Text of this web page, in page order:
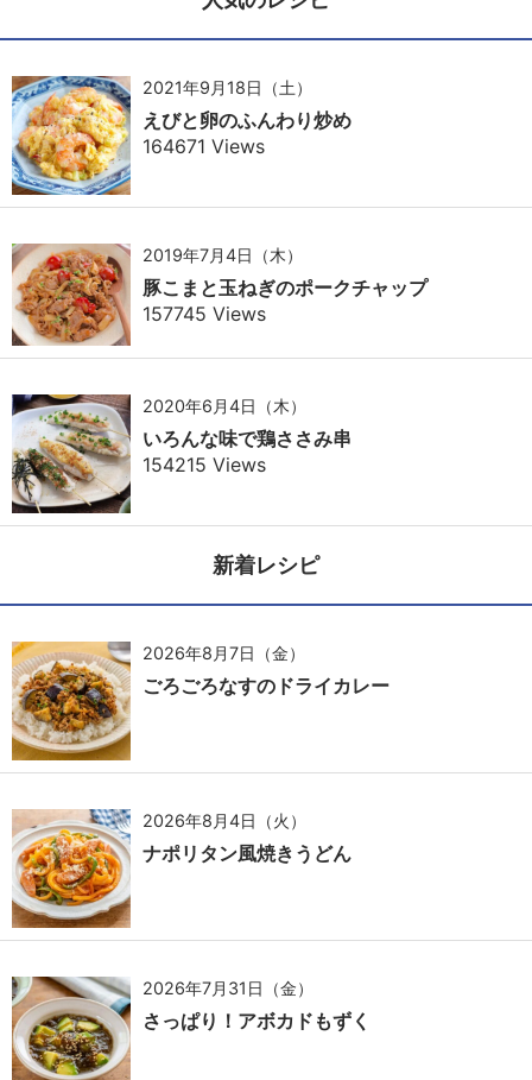
2021年9月18日（土）
えびと卵のふんわり炒め
164671 Views
2019年7月4日（木）
豚こまと玉ねぎのポークチャップ
157745 Views
2020年6月4日（木）
いろんな味で鶏ささみ串
154215 Views
新着レシピ
2026年8月7日（金）
ごろごろなすのドライカレー
2026年8月4日（火）
ナポリタン風焼きうどん
2026年7月31日（金）
さっぱり！アボカドもずく